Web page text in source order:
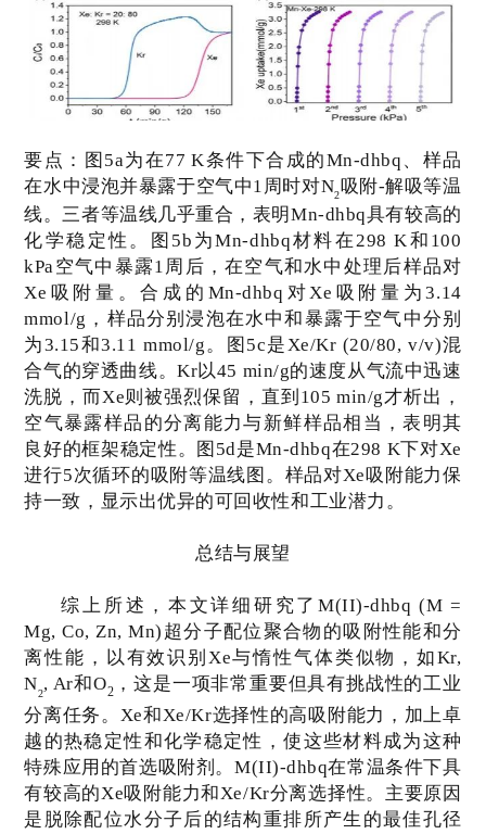
要点： 图 5a为在77 K条件下合成的Mn-dhbq 、样品
在水中浸泡并暴露于空气中1 周时对N2吸附-解吸等温
线。三者等温线几乎重合，表明Mn-dhbq具有较高的
化学稳定性。图 5b 为Mn-dhbq材料在298 K和 100
kPa空气中暴露1 周后，在空气和水中处理后样品对
Xe 吸附量。合成的 Mn-dhbq 对Xe 吸附量为3.14
mmol/g ，样品分别浸泡在水中和暴露于空气中分别
为3.15和3.11 mmol/g。图 5c是Xe/Kr (20/80, v/v)混
合气的穿透曲线。Kr以45 min/g的速度从气流中迅速
洗脱，而Xe则被强烈保留，直到 105 min/g才析出，
空气暴露样品的分离能力与新鲜样品相当，表明其
良好的框架稳定性。图 5d是Mn-dhbq在298 K下对Xe
进行5次循环的吸附等温线图。样品对Xe吸附能力保
持一致，显示出优异的可回收性和工业潜力。
总结与展望
综上所述，本文详细研究了M(II)-dhbq (M =
Mg, Co, Zn, Mn) 超分子配位聚合物的吸附性能和分
离性能，以有效识别Xe与惰性气体类似物，如Kr,
N2, Ar和O2 ，这是一项非常重要但具有挑战性的工业
分离任务。 Xe和Xe/Kr选择性的高吸附能力，加上卓
越的热稳定性和化学稳定性，使这些材料成为这种
特殊应用的首选吸附剂。 M(II)-dhbq在常温条件下具
有较高的Xe吸附能力和Xe/Kr分离选择性。主要原因
是脱除配位水分子后的结构重排所产生的最佳孔径